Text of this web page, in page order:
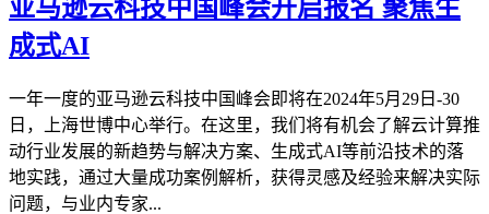
亚马逊云科技中国峰会开启报名 聚焦生
成式AI
一年一度的亚马逊云科技中国峰会即将在2024年5月29日-30
日，上海世博中心举行。在这里，我们将有机会了解云计算推
动行业发展的新趋势与解决方案、生成式AI等前沿技术的落
地实践，通过大量成功案例解析，获得灵感及经验来解决实际
问题，与业内专家...